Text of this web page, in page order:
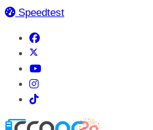
Speedtest